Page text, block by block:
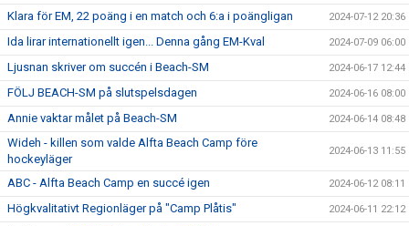
Klara för EM, 22 poäng i en match och 6:a i poängligan 2024-07-12 20:36
Ida lirar internationellt igen... Denna gång EM-Kval 2024-07-09 06:00
Ljusnan skriver om succén i Beach-SM 2024-06-17 12:44
FÖLJ BEACH-SM på slutspelsdagen 2024-06-16 08:00
Annie vaktar målet på Beach-SM 2024-06-14 08:48
Wideh - killen som valde Alfta Beach Camp före
hockeyläger
2024-06-13 11:55
ABC - Alfta Beach Camp en succé igen 2024-06-12 08:11
Högkvalitativt Regionläger på "Camp Plåtis" 2024-06-11 22:12